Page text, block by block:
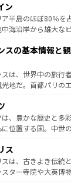
トスカーナの美しい
、自然景観も見逃せ
スタなど、絶品の
くれるイタリアで、
着のイタリア情報は
ン
ア半島のほぼ80％を
海沿岸から雄大な
根付くこの国では、
牛、そして美味しい
都マドリードの洗練
溢れた街角から、
地方によって風土や
ツ一覧を参照してほ
スの基本情報と
スは、世界中の旅行
地だ。首都パリの
広い魅力が詰まって
美しいビーチ、そし
了する。また、フラ
ャンパンの発祥地
いラベンダー畑など
パリ以外の地域にも
は、豊かな歴史と多
に位置する国。中世
この国は、どこを
の文化的活気、バイ
イン川沿いのワイン
ス
スは、古きよき伝統
スター寺院や大英博